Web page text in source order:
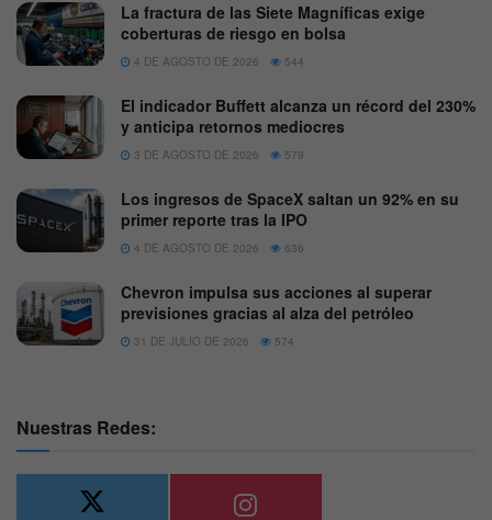
La fractura de las Siete Magníficas exige
coberturas de riesgo en bolsa
4 DE AGOSTO DE 2026 544
El indicador Buffett alcanza un récord del 230%
y anticipa retornos mediocres
3 DE AGOSTO DE 2026 579
Los ingresos de SpaceX saltan un 92% en su
primer reporte tras la IPO
4 DE AGOSTO DE 2026 636
Chevron impulsa sus acciones al superar
previsiones gracias al alza del petróleo
31 DE JULIO DE 2026 574
Nuestras Redes: